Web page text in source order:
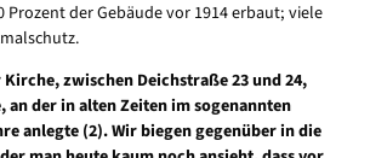
Prozent der Gebäude vor 1914 erbaut; viele
Kirche, zwischen Deichstraße 23 und 24,
an der in alten Zeiten im sogenannten
anlegte (2). Wir biegen gegenüber in die